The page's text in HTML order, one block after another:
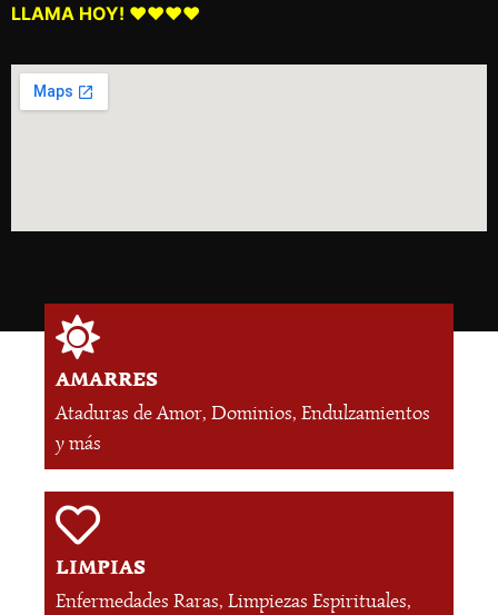
LLAMA HOY! ❤️❤️❤️❤️
AMARRES
Ataduras de Amor, Dominios, Endulzamientos
y más
LIMPIAS
Enfermedades Raras, Limpiezas Espirituales,